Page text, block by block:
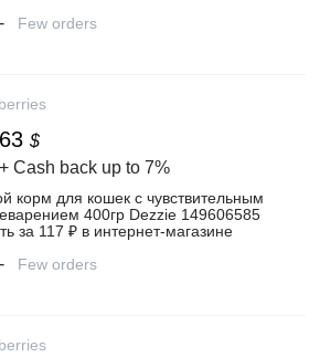
- Few orders
$
+ Cash back up to 7%
корм для кошек с чувствительным
400гр Dezzie 149606585
за 117 ₽ в интернет‑магазине
- Few orders